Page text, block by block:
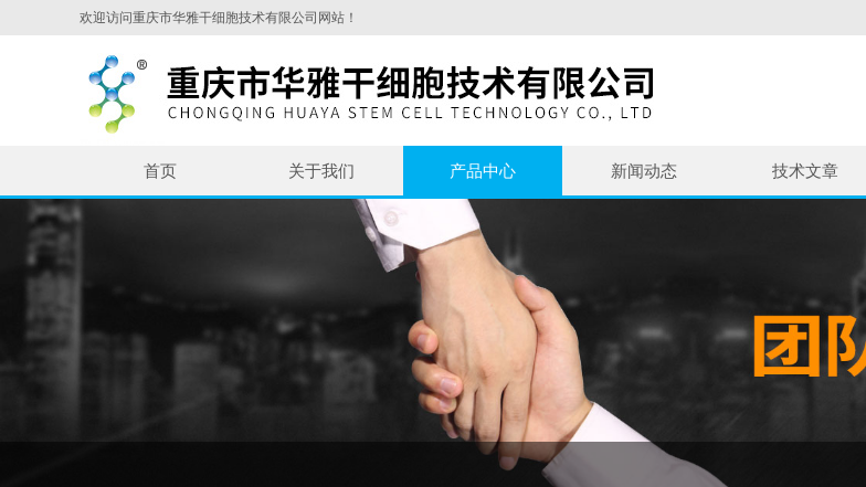
欢迎访问重庆市华雅干细胞技术有限公司网站！
首页 关于我们 产品中心 新闻动态 技术文章